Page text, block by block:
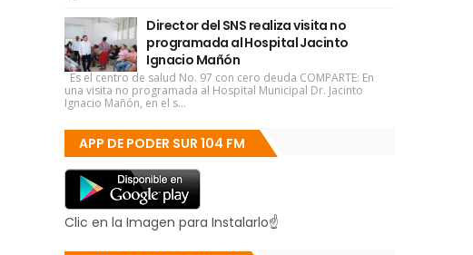
Director del SNS realiza visita no
programada al Hospital Jacinto
Ignacio Mañón
Es el centro de salud No. 97 con cero deuda COMPARTE: En
una visita no programada al Hospital Municipal Dr. Jacinto
Ignacio Mañón, en el s...
APP DE PODER SUR 104 FM
Clic en la Imagen para Instalarlo☝